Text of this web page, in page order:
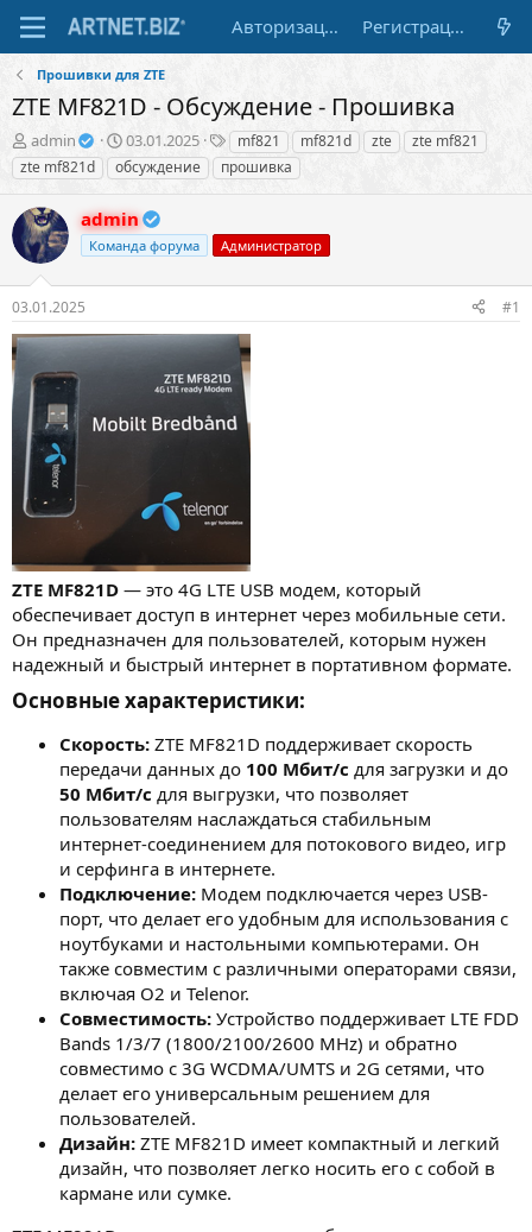
Авторизация Регистрация
Прошивки для ZTE
ZTE MF821D - Обсуждение - Прошивка
А
в
т
о
р
т
е
м
ы
admin
Д
а
т
н
а
а
а
03.01.2025
Т
е
г
mf821 mf821d zte
zte mf821
zte mf821d
обсуждение прошивка
admin
Команда форума Администратор
03.01.2025 #1
ZTE MF821D — это 4G LTE USB модем, который
обеспечивает доступ в интернет через мобильные сети.
Он предназначен для пользователей, которым нужен
надежный и быстрый интернет в портативном формате.
Основные характеристики:​
Скорость: ZTE MF821D поддерживает скорость
передачи данных до 100 Мбит/с для загрузки и до
50 Мбит/с для выгрузки, что позволяет
пользователям наслаждаться стабильным
интернет-соединением для потокового видео, игр
и серфинга в интернете.
Подключение: Модем подключается через USB-
порт, что делает его удобным для использования с
ноутбуками и настольными компьютерами. Он
также совместим с различными операторами связи,
включая O2 и Telenor.
Совместимость: Устройство поддерживает LTE FDD
Bands 1/3/7 (1800/2100/2600 MHz) и обратно
совместимо с 3G WCDMA/UMTS и 2G сетями, что
делает его универсальным решением для
пользователей.
Дизайн: ZTE MF821D имеет компактный и легкий
дизайн, что позволяет легко носить его с собой в
кармане или сумке.